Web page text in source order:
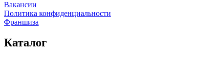
Вакансии
Политика конфиденциальности
Франшиза
Каталог